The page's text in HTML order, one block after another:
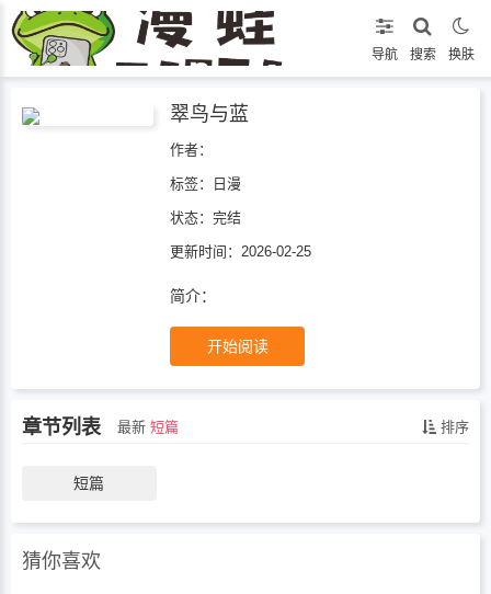
导航 搜索 换肤
翠鸟与蓝
作者：
标签： 日漫
状态： 完结
更新时间：2026-02-25
简介：
开始阅读
章节列表 最新 短篇 排序
短篇
猜你喜欢